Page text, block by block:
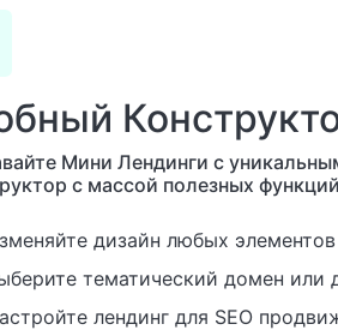
Мини Лендинги с
с массой полезных
дизайн любых элементов
тематический домен или
лендинг для SEO